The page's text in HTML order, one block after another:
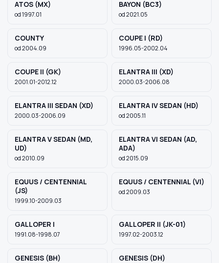
ATOS (MX)
od 1997.01
BAYON (BC3)
od 2021.05
COUNTY
od 2004.09
COUPE I (RD)
1996.05-2002.04
COUPE II (GK)
2001.01-2012.12
ELANTRA III (XD)
2000.03-2006.08
ELANTRA III SEDAN (XD)
2000.03-2006.09
ELANTRA IV SEDAN (HD)
od 2005.11
ELANTRA V SEDAN (MD,
UD)
od 2010.09
ELANTRA VI SEDAN (AD,
ADA)
od 2015.09
EQUUS / CENTENNIAL
(JS)
1999.10-2009.03
EQUUS / CENTENNIAL (VI)
od 2009.03
GALLOPER I
1991.08-1998.07
GALLOPER II (JK-01)
1997.02-2003.12
GENESIS (BH) GENESIS (DH)